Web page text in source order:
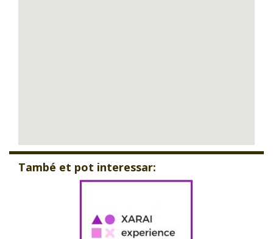
També et pot interessar: